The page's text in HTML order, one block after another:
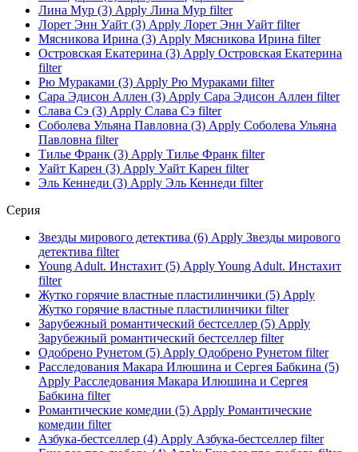
Лина Мур (3) Apply Лина Мур filter
Лорет Энн Уайт (3) Apply Лорет Энн Уайт filter
Мясникова Ирина (3) Apply Мясникова Ирина filter
Островская Екатерина (3) Apply Островская Екатерина
filter
Рю Мураками (3) Apply Рю Мураками filter
Сара Эдисон Аллен (3) Apply Сара Эдисон Аллен filter
Слава Сэ (3) Apply Слава Сэ filter
Соболева Ульяна Павловна (3) Apply Соболева Ульяна
Павловна filter
Тилье Франк (3) Apply Тилье Франк filter
Уайт Карен (3) Apply Уайт Карен filter
Эль Кеннеди (3) Apply Эль Кеннеди filter
Серия
Звезды мирового детектива (6) Apply Звезды мирового
детектива filter
Young Adult. Инстахит (5) Apply Young Adult. Инстахит
filter
Жутко горячие властные пластилинчики (5) Apply
Жутко горячие властные пластилинчики filter
Зарубежный романтический бестселлер (5) Apply
Зарубежный романтический бестселлер filter
Одобрено Рунетом (5) Apply Одобрено Рунетом filter
Расследования Макара Илюшина и Сергея Бабкина (5)
Apply Расследования Макара Илюшина и Сергея
Бабкина filter
Романтические комедии (5) Apply Романтические
комедии filter
Азбука-бестселлер (4) Apply Азбука-бестселлер filter